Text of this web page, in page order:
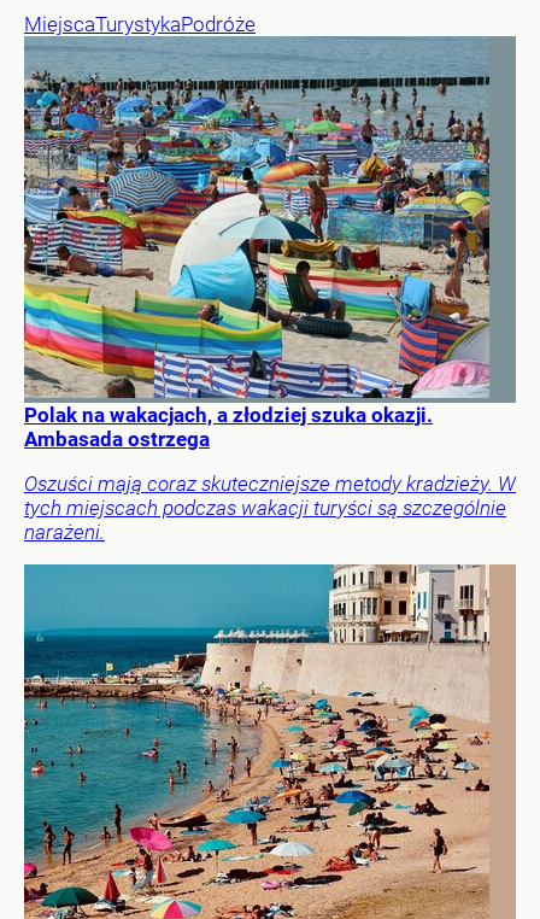
MiejscaTurystykaPodróże
Polak na wakacjach, a złodziej szuka okazji.
Ambasada ostrzega
Oszuści mają coraz skuteczniejsze metody kradzieży. W
tych miejscach podczas wakacji turyści są szczególnie
narażeni.